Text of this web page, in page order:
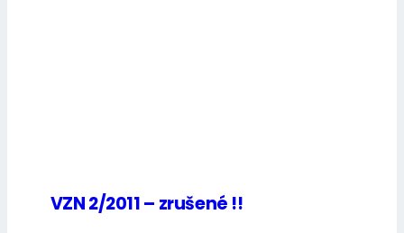
VZN 2/2011 – zrušené !!